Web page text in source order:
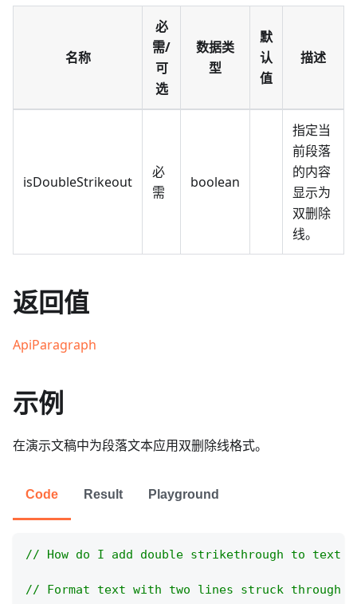
名称
必
需/
可
选
数据类
型
默
认
值
描述
isDoubleStrikeout
必
需
boolean
指定当
前段落
的内容
显示为
双删除
线。
返回值
ApiParagraph
示例
在演示文稿中为段落文本应用双删除线格式。
Code Result Playground
// How do I add double strikethrough to text
// Format text with two lines struck through